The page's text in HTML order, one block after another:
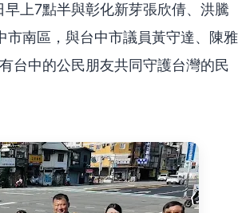
早上7點半與彰化新芽張欣倩、洪騰
南區，與台中市議員黃守達、陳雅
台中的公民朋友共同守護台灣的民